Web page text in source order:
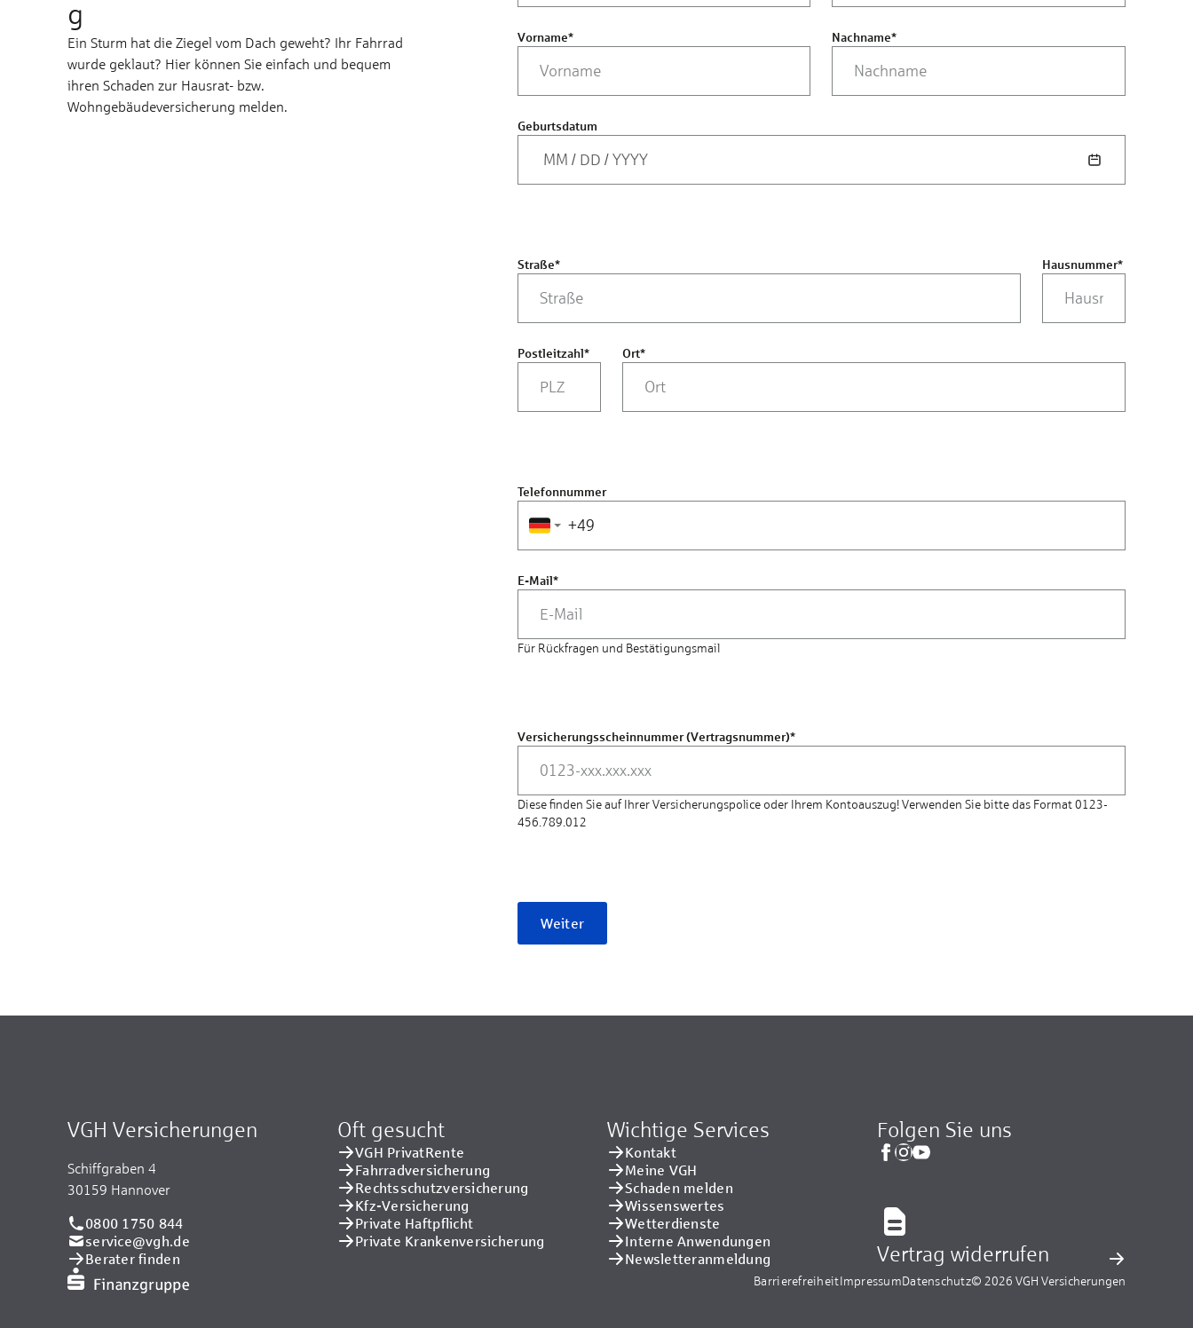
g
Ein Sturm hat die Ziegel vom Dach geweht? Ihr Fahrrad
wurde geklaut? Hier können Sie einfach und bequem
ihren Schaden zur Hausrat- bzw.
Wohngebäudeversicherung melden.
Vorname* Nachname*
Geburtsdatum
MM / DD / YYYY
Straße* Hausnummer*
Postleitzahl* Ort*
Telefonnummer
E-Mail*
Für Rückfragen und Bestätigungsmail
Versicherungsscheinnummer (Vertragsnummer)*
Diese finden Sie auf Ihrer Versicherungspolice oder Ihrem Kontoauszug! Verwenden Sie bitte das Format 0123-
456.789.012
Weiter
VGH Versicherungen
Schiffgraben 4
30159 Hannover
0800 1750 844
service@vgh.de
Berater finden
Oft gesucht
VGH PrivatRente
Fahrradversicherung
Rechtsschutzversicherung
Kfz-Versicherung
Private Haftpflicht
Private Kranken­versicherung
Wichtige Services
Kontakt
Meine VGH
Schaden melden
Wissenswertes
Wetterdienste
Interne Anwendungen
Newsletteranmeldung
Folgen Sie uns
Vertrag widerrufen
BarrierefreiheitImpressumDatenschutz© 2026 VGH Versicherungen